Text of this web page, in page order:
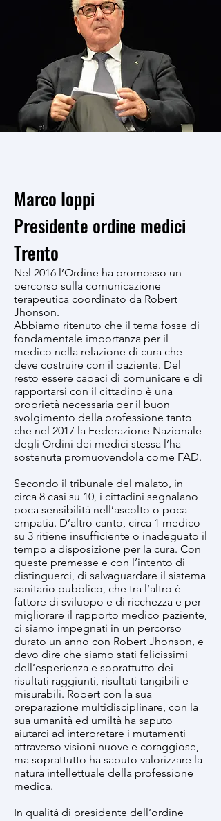
Marco Ioppi
Presidente ordine medici
Trento
Nel 2016 l’Ordine ha promosso un
percorso sulla comunicazione
terapeutica coordinato da Robert
Jhonson.
Abbiamo ritenuto che il tema fosse di
fondamentale importanza per il
medico nella relazione di cura che
deve costruire con il paziente. Del
resto essere capaci di comunicare e di
rapportarsi con il cittadino è una
proprietà necessaria per il buon
svolgimento della professione tanto
che nel 2017 la Federazione Nazionale
degli Ordini dei medici stessa l’ha
sostenuta promuovendola come FAD.
Secondo il tribunale del malato, in
circa 8 casi su 10, i cittadini segnalano
poca sensibilità nell’ascolto o poca
empatia. D’altro canto, circa 1 medico
su 3 ritiene insufficiente o inadeguato il
tempo a disposizione per la cura. Con
queste premesse e con l’intento di
distinguerci, di salvaguardare il sistema
sanitario pubblico, che tra l’altro è
fattore di sviluppo e di ricchezza e per
migliorare il rapporto medico paziente,
ci siamo impegnati in un percorso
durato un anno con Robert Jhonson, e
devo dire che siamo stati felicissimi
dell’esperienza e soprattutto dei
risultati raggiunti, risultati tangibili e
misurabili. Robert con la sua
preparazione multidisciplinare, con la
sua umanità ed umiltà ha saputo
aiutarci ad interpretare i mutamenti
attraverso visioni nuove e coraggiose,
ma soprattutto ha saputo valorizzare la
natura intellettuale della professione
medica.
In qualità di presidente dell’ordine